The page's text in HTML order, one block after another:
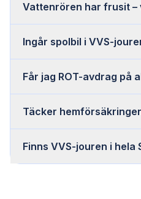
Vattenrören har frusit –
Ingår spolbil i VVS-
Får jag ROT-avdrag på
Täcker
Finns VVS-jouren i hela